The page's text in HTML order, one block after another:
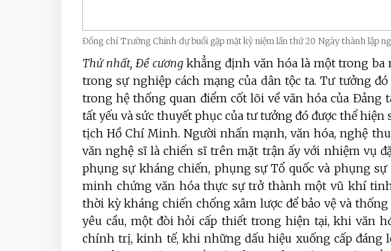
Đồng chí Trường Chinh dự buổi gặp mặt kỷ niệm lần thứ 20 Ngày thành lập
Thứ nhất, Đề cươngkhẳng định văn hóa là một trong ba
trong sự nghiệp cách mạng của dân tộc ta. Tư tưởng
trong hệ thống quan điểm cốt lõi về văn hóa của Đảng
tất yếu và sức thuyết phục của tư tưởng đó được thể
tịch Hồ Chí Minh. Người nhấn mạnh, văn hóa, nghệ
văn nghệ sĩ là chiến sĩ trên mặt trận ấy với nhiệm vụ
phụng sự kháng chiến, phụng sự Tổ quốc và phụng
minh chứng văn hóa thực sự trở thành một vũ khí
thời kỳ kháng chiến chống xâm lược để bảo vệ và
yêu cầu, một đòi hỏi cấp thiết trong hiện tại, khi văn
chính trị, kinh tế, khi những dấu hiệu xuống cấp đáng